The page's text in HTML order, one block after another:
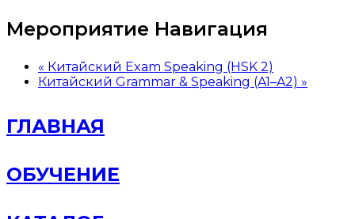
Мероприятие Навигация
« Китайский Exam Speaking (HSK 2)
Китайский Grammar & Speaking (A1–A2) »
ГЛАВНАЯ
ОБУЧЕНИЕ